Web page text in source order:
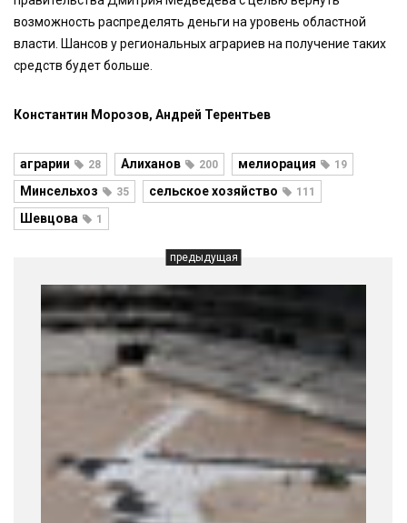
возможность распределять деньги на уровень областной
власти. Шансов у региональных аграриев на получение таких
средств будет больше.
Константин Морозов, Андрей Терентьев
аграрии 28 Алиханов 200 мелиорация 19
Минсельхоз 35 сельское хозяйство 111
Шевцова 1
предыдущая